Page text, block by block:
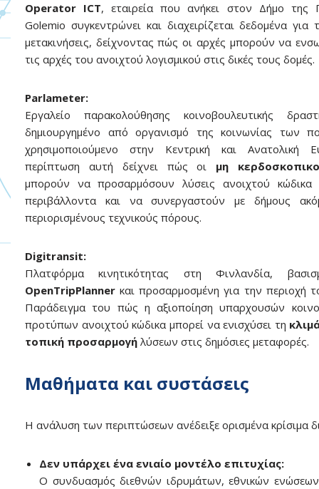
Operator ICT, εταιρεία που ανήκει στον Δήμο της
Golemio συγκεντρώνει και διαχειρίζεται δεδομένα για
μετακινήσεις, δείχνοντας πώς οι αρχές μπορούν να
τις αρχές του ανοιχτού λογισμικού στις δικές τους δομές.
Parlameter:
Εργαλείο παρακολούθησης κοινοβουλευτικής
δημιουργημένο από οργανισμό της κοινωνίας των
χρησιμοποιούμενο στην Κεντρική και Ανατολική
περίπτωση αυτή δείχνει πώς οι μη
μπορούν να προσαρμόσουν λύσεις ανοιχτού κώδικα
περιβάλλοντα και να συνεργαστούν με δήμους
περιορισμένους τεχνικούς πόρους.
Digitransit:
Πλατφόρμα κινητικότητας στη Φινλανδία,
OpenTripPlanner και προσαρμοσμένη για την περιοχή
Παράδειγμα του πώς η αξιοποίηση υπαρχουσών
προτύπων ανοιχτού κώδικα μπορεί να ενισχύσει τη
τοπική προσαρμογή λύσεων στις δημόσιες μεταφορές.
Μαθήματα και συστάσεις
Η ανάλυση των περιπτώσεων ανέδειξε ορισμένα κρίσιμα
Δεν υπάρχει ένα ενιαίο μοντέλο επιτυχίας:
Ο συνδυασμός διεθνών ιδρυμάτων, εθνικών